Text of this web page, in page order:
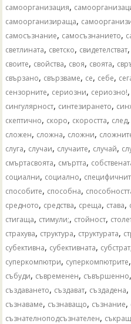
самоорганизация,
самоорганизираща,
самосъзнание, самосъзнанието,
светлината, светско, свидетелстват,
своите, свойства, своя, своята,
свързано, свързваме, се, себе,
сензорните, сериозни, сериозно!,
сингулярност, синтезирането,
скептично, скоро, скоростта, след,
сложен, сложна, сложни,
слуга, случаи, случаите, случай,
смъртасвоята, смъртта,
социални, социално,
способите, способна,
средното, средства, среща, става,
стигаща, стимули;, стойност,
страхува, структура, структурата,
субективна, субективната, субстрат
суперкомпютри, суперкомпютрите,
събуди, съвременен, съвършенно,
създаването, създават, създадена,
съзнаваме, съзнаващо, съзнание,
съзнателноподсъзнателен,